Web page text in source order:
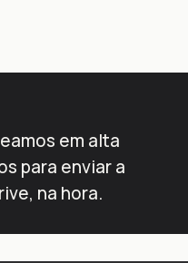
em alta
para enviar a
na hora.